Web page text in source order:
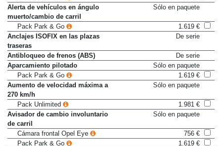
Pack Park & Go
1.619 €
Alerta de vehículos en ángulo
muerto/cambio de carril
Pack Park & Go
1.619 €
Anclajes ISOFIX en las plazas
traseras
Antibloqueo de frenos (ABS)
De serie
Aparcamiento pilotado
Sólo en paquete
Pack Park & Go
1.619 €
Aumento de velocidad máxima a
270 km/h
Pack Unlimited
1.981 €
Avisador de cambio involuntario
de carril
Cámara frontal Opel Eye
756 €